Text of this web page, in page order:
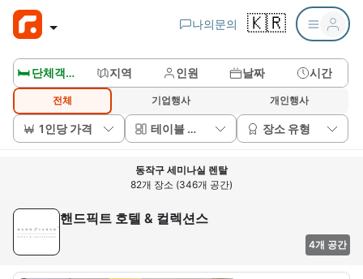
나의문의 🇰🇷
🛏️ 단체객실보기 지역 인원 날짜 시간
전체 기업행사 개인행사
1인당 가격 테이블 배치 장소 유형
동작구 세미나실 렌탈
82개 장소 (346개 공간)
핸드픽트 호텔 & 컬렉션스
4개 공간